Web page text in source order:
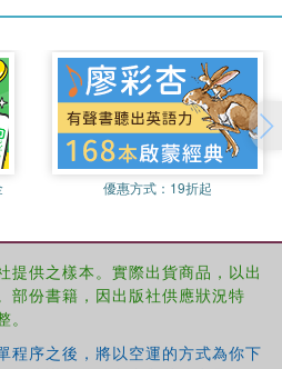
優惠方式： 19折起
提供之樣本。實際出貨商品，以出
部份書籍，因出版社供應狀況特
程序之後，將以空運的方式為你下